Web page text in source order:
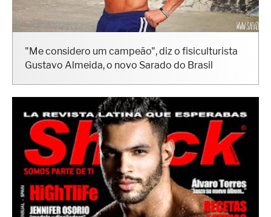
"Me considero um campeão", diz o fisiculturista